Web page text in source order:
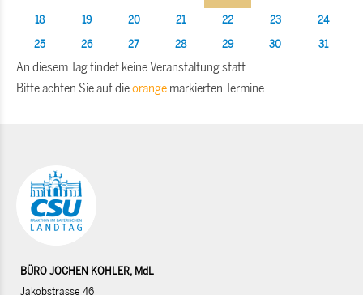
18
19 20 21 22 23
24
25
26 27 28 29 30 31
An diesem Tag findet keine Veranstaltung statt.
Bitte achten Sie auf dieorange markierten Termine.
BÜRO JOCHEN KOHLER, MdL
Jakobstrasse 46